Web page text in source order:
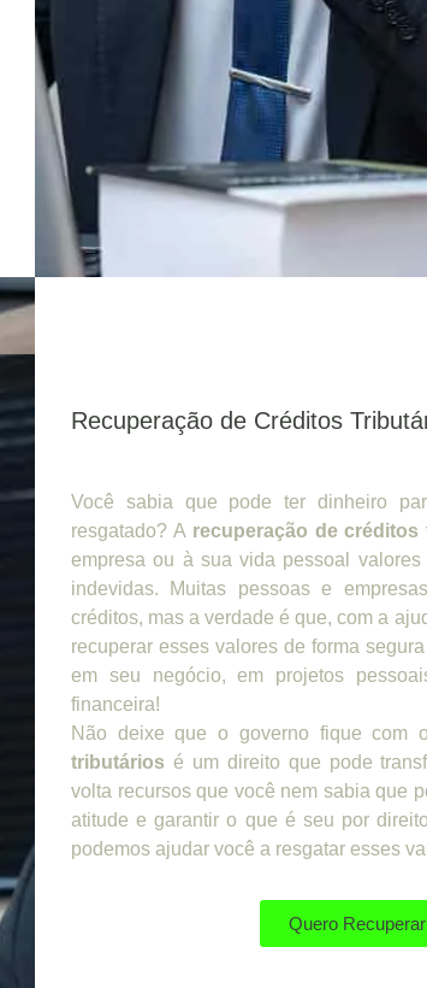
Recuperação de Créditos
Você sabia que pode ter dinheiro
resgatado? A recuperação de créditos
empresa ou à sua vida pessoal
indevidas. Muitas pessoas e
créditos, mas a verdade é que, com a
recuperar esses valores de forma
em seu negócio, em projetos
financeira!
Não deixe que o governo fique com
tributários é um direito que pode
volta recursos que você nem sabia que
atitude e garantir o que é seu por
podemos ajudar você a resgatar esses
Quero